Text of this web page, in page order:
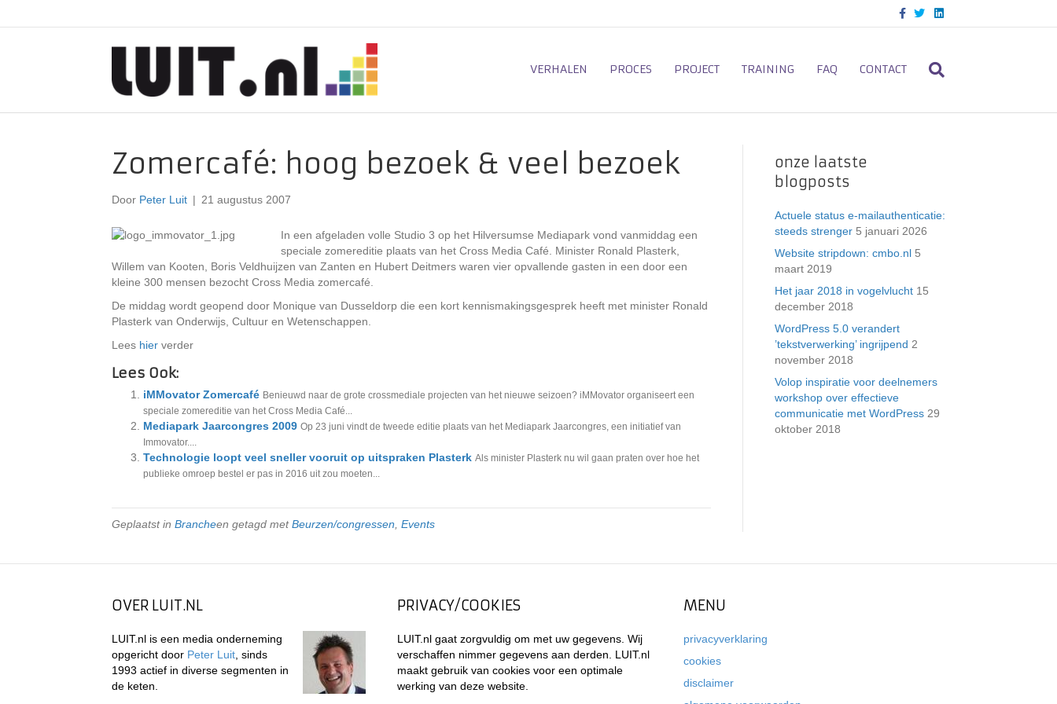
c
o
o
T
i
e
L
n
d
VERHALEN PROCES PROJECT TRAINING FAQ CONTACT
Zomercafé: hoog bezoek & veel bezoek
Door Peter Luit | 21 augustus 2007
In een afgeladen volle Studio 3 op het Hilversumse Mediapark vond vanmiddag een
speciale zomereditie plaats van het Cross Media Café. Minister Ronald Plasterk,
Willem van Kooten, Boris Veldhuijzen van Zanten en Hubert Deitmers waren vier opvallende gasten in een door een
kleine 300 mensen bezocht Cross Media zomercafé.
De middag wordt geopend door Monique van Dusseldorp die een kort kennismakingsgesprek heeft met minister Ronald
Plasterk van Onderwijs, Cultuur en Wetenschappen.
Lees hier verder
Lees Ook:
iMMovator Zomercafé Benieuwd naar de grote crossmediale projecten van het nieuwe seizoen? iMMovator organiseert een
speciale zomereditie van het Cross Media Café...
Mediapark Jaarcongres 2009 Op 23 juni vindt de tweede editie plaats van het Mediapark Jaarcongres, een initiatief van
Immovator....
Technologie loopt veel sneller vooruit op uitspraken Plasterk Als minister Plasterk nu wil gaan praten over hoe het
publieke omroep bestel er pas in 2016 uit zou moeten...
Geplaatst in Brancheen getagd metBeurzen/congressen Events
onze laatste
blogposts
Actuele status e-mailauthenticatie:
steeds strenger 5 januari 2026
Website stripdown: cmbo.nl 5
maart 2019
Het jaar 2018 in vogelvlucht 15
december 2018
WordPress 5.0 verandert
’tekstverwerking’ ingrijpend 2
november 2018
Volop inspiratie voor deelnemers
workshop over effectieve
communicatie met WordPress 29
oktober 2018
OVER LUIT.NL
LUIT.nl is een media onderneming
opgericht door Peter Luit , sinds
1993 actief in diverse segmenten in
de keten.
PRIVACY/COOKIES
LUIT.nl gaat zorgvuldig om met uw gegevens. Wij
verschaffen nimmer gegevens aan derden. LUIT.nl
maakt gebruik van cookies voor een optimale
werking van deze website.
MENU
privacyverklaring
cookies
disclaimer